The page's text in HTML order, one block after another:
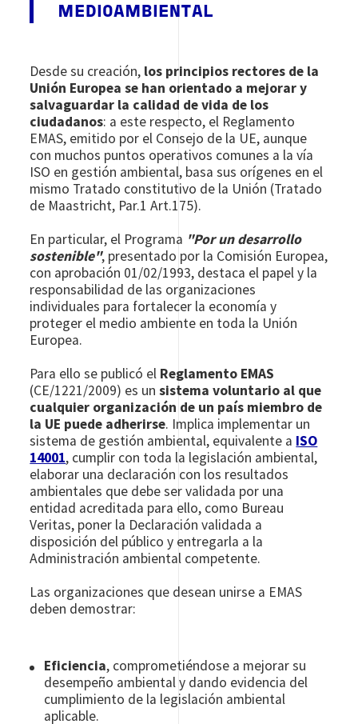
MEDIOAMBIENTAL
Desde su creación, los principios rectores de la
Unión Europea se han orientado a mejorar y
salvaguardar la calidad de vida de los
ciudadanos: a este respecto, el Reglamento
EMAS, emitido por el Consejo de la UE, aunque
con muchos puntos operativos comunes a la vía
ISO en gestión ambiental, basa sus orígenes en el
mismo Tratado constitutivo de la Unión (Tratado
de Maastricht, Par.1 Art.175).
En particular, el Programa "Por un desarrollo
sostenible", presentado por la Comisión Europea,
con aprobación 01/02/1993, destaca el papel y la
responsabilidad de las organizaciones
individuales para fortalecer la economía y
proteger el medio ambiente en toda la Unión
Europea.
Para ello se publicó el Reglamento EMAS
(CE/1221/2009) es unsistema voluntario al que
cualquier organización de un país miembro de
la UE puede adherirse. Implica implementar un
sistema de gestión ambiental, equivalente a ISO
14001, cumplir con toda la legislación ambiental,
elaborar una declaración con los resultados
ambientales que debe ser validada por una
entidad acreditada para ello, como Bureau
Veritas, poner la Declaración validada a
disposición del público y entregarla a la
Administración ambiental competente.
Las organizaciones que desean unirse a EMAS
deben demostrar:
Eficiencia, comprometiéndose a mejorar su
desempeño ambiental y dando evidencia del
cumplimiento de la legislación ambiental
aplicable.